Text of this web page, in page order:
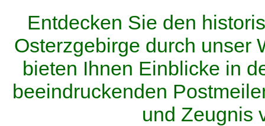
Entdecken Sie den
Osterzgebirge durch unser
bieten Ihnen Einblicke in
beeindruckenden
und Zeugnis